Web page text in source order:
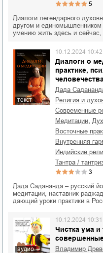
5
Диалоги легендарного
другом и
умению жить здесь и
текст
Диалоги о
практике,
человечества
10.12.2024 10:42
Дада
религия и
современные
медитации
восточные
внутренняя
индийские
тантра /
3
Дада Садананда – русский
медитации, наставник
дающий уроки практики в
аудио
Чистка ума и
10.12.2024 10:31
Владимир